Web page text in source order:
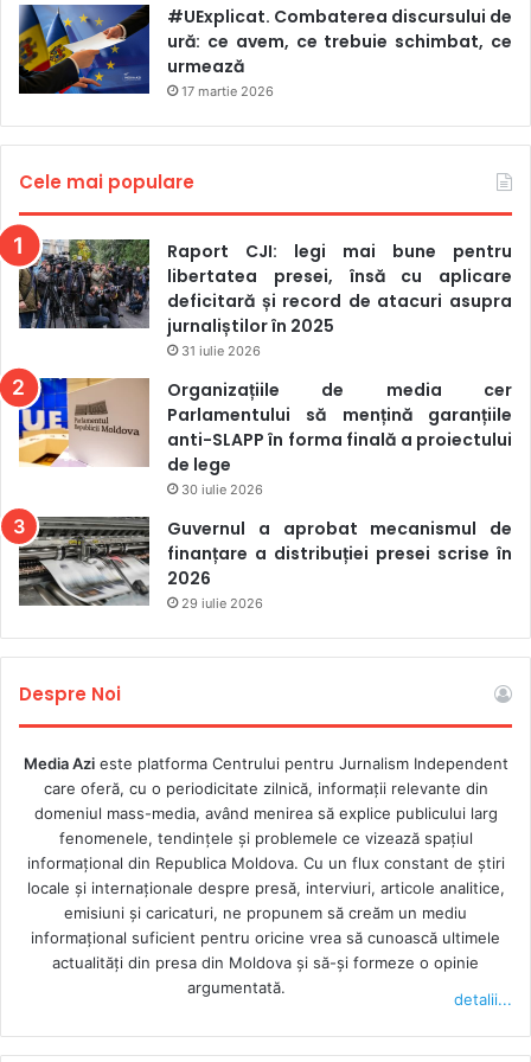
Potrivit expertului, diversitatea lingvistică în audiovizual
nu este o problemă în sine, ci dimpotrivă, poate încuraja
culturale. Îngrijorarea apare atunci când una dintre aceste
limbi domină excesiv, iar limba oficială a statului este
marginalizată în grilele de programe. „E rău pentru că, pe
de o parte, această stare de fapt contribuie la perpetuarea
mitului că în Republica Moldova toți cunosc rusa și, pe de
altă parte, menține o mulțime de oameni într-o bulă
informațională bilingvă sau, mai grav, monolingvă”, potrivit
lui.
#UExplicat. Combaterea discursului de
ură: ce avem, ce trebuie schimbat, ce
urmează
17 martie 2026
Cele mai populare
Raport CJI: legi mai bune pentru
libertatea presei, însă cu aplicare
deficitară și record de atacuri asupra
jurnaliștilor în 2025
31 iulie 2026
Organizațiile de media cer
Parlamentului să mențină garanțiile
anti-SLAPP în forma finală a proiectului
de lege
30 iulie 2026
Guvernul a aprobat mecanismul de
finanțare a distribuției presei scrise în
2026
29 iulie 2026
Despre Noi
Media Azieste platforma Centrului pentru Jurnalism Independent
care oferă, cu o periodicitate zilnică, informații relevante din
domeniul mass-media, având menirea să explice publicului larg
fenomenele, tendințele și problemele ce vizează spațiul
informațional din Republica Moldova. Cu un flux constant de ştiri
locale şi internaţionale despre presă, interviuri, articole analitice,
emisiuni și caricaturi, ne propunem să creăm un mediu
informaţional suficient pentru oricine vrea să cunoască ultimele
actualităţi din presa din Moldova şi să-şi formeze o opinie
argumentată.
detalii...